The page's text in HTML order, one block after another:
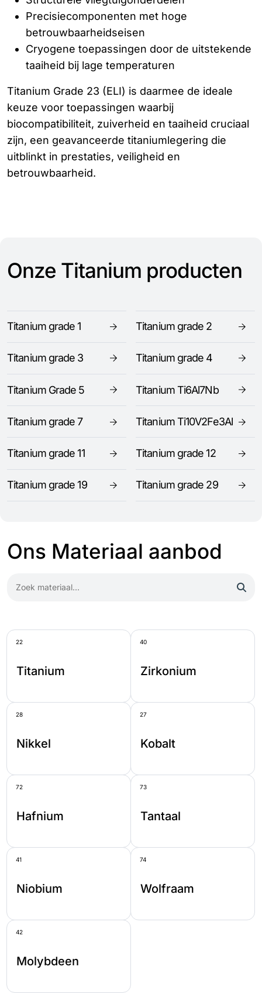
Precisiecomponenten met hoge
betrouwbaarheidseisen
Cryogene toepassingen door de uitstekende
taaiheid bij lage temperaturen
Titanium Grade 23 (ELI) is daarmee de ideale
keuze voor toepassingen waarbij
biocompatibiliteit, zuiverheid en taaiheid cruciaal
zijn, een geavanceerde titaniumlegering die
uitblinkt in prestaties, veiligheid en
betrouwbaarheid.
Onze Titanium producten
Titanium grade 1 Titanium grade 2
Titanium grade 3 Titanium grade 4
Titanium Grade 5 Titanium Ti6Al7Nb
Titanium grade 7 Titanium Ti10V2Fe3Al
Titanium grade 11 Titanium grade 12
Titanium grade 19 Titanium grade 29
Ons Materiaal aanbod
22
Titanium
40
Zirkonium
28
Nikkel
27
Kobalt
72
Hafnium
73
Tantaal
41
Niobium
74
Wolfraam
42
Molybdeen